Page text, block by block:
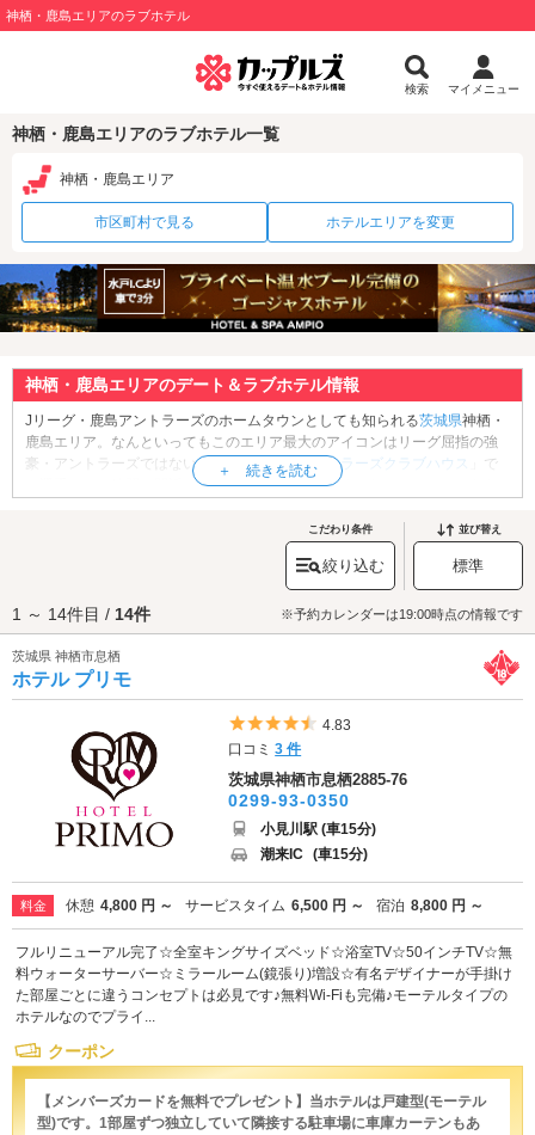
神栖・鹿島エリアのラブホテル
検索 マイメニュー
神栖・鹿島エリアのラブホテル一覧
神栖・鹿島エリア
市区町村で見る ホテルエリアを変更
神栖・鹿島エリアのデート＆ラブホテル情報
Jリーグ・鹿島アントラーズのホームタウンとしても知られる茨城県神栖・
鹿島エリア。なんといってもこのエリア最大のアイコンはリーグ屈指の強
豪・アントラーズではないでしょうか？「アントラーズクラブハウス
」で
は選手たちの練習を間近に見るチャンスもあります。サッカーファンなら
」。神武天皇元年創建の由緒ある神社で、武神・武甕槌大神(た
けみかづちのおおかみ)をお祀りしています。鹿島神宮には、その昔、徳川
頼房が徳川家光の病気平癒を祈願したところ回復した、という逸話が残っ
ており、回復のお礼として奉納した朱色の大きな桜門は日本三大桜門の1つ
に数えられる国の重要文化財です。境内奥の御手洗池には色とりどりのコ
イが悠々と泳ぎ、訪れた人々の目を楽しませています。参拝を済ませたら
夕日を見に「日川浜海水浴場
」へ行ってみましょう。こちらは海水浴やサ
ーフィン、釣りなどを楽しめるレジャースポットですが、夕日の名所とし
ても有名です。静かな波の音を聞きながらロマンチックな時間を過ごして
みてはいかがでしょうか？観光・デートを満喫したらラブホテルでひと休
み。神栖・鹿島エリアのラブホテルは神栖市、鹿嶋市、行方市内にそれぞ
れ点在しています。さっそくデートスポットから最寄りのホテルをチェッ
クしてみましょう。
こだわり条件
絞り込む
並び替え
標準
1 ～ 14件目 / 14件 ※予約カレンダーは19:00時点の情報です
茨城県 神栖市息栖
ホテル プリモ
5つ星のうち4.5
4.83
口コミ3 件
茨城県神栖市息栖2885-76
0299-93-0350
小見川駅 (車15分)
潮来IC (車15分)
料金 休憩 4,800 円 ～ サービスタイム 6,500 円 ～ 宿泊 8,800 円 ～
フルリニューアル完了☆全室キングサイズベッド☆浴室TV☆50インチTV☆無
料ウォーターサーバー☆ミラールーム(鏡張り)増設☆有名デザイナーが手掛け
た部屋ごとに違うコンセプトは必見です♪無料Wi-Fiも完備♪モーテルタイプの
ホテルなのでプライ...
クーポン
【メンバーズカードを無料でプレゼント】当ホテルは戸建型(モーテル
型)です。1部屋ずつ独立していて隣接する駐車場に車庫カーテンもあ